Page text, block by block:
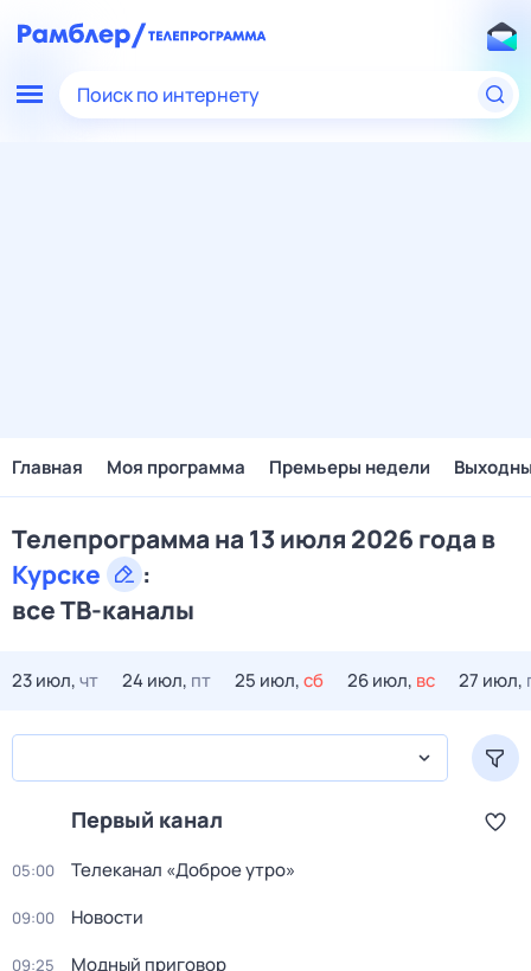
Поиск по интернету
Главная Моя программа Премьеры недели
Телепрограмма на 13 июля 2026 года в
Курске
:
все ТВ-каналы
23 июл,чт 24 июл, пт 25 июл,сб 26 июл, вс 27 июл,
Первый канал
05:00 Телеканал «Доброе утро»
09:00 Новости
09:25 Модный приговор